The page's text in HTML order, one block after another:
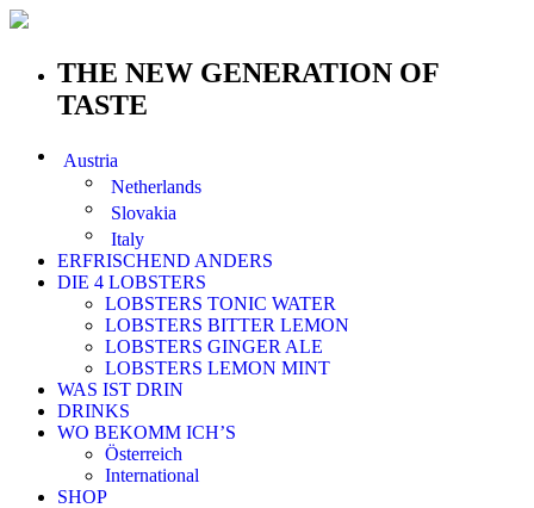
THE NEW GENERATION OF
TASTE
Austria
Netherlands
Slovakia
Italy
ERFRISCHEND ANDERS
DIE 4 LOBSTERS
LOBSTERS TONIC WATER
LOBSTERS BITTER LEMON
LOBSTERS GINGER ALE
LOBSTERS LEMON MINT
WAS IST DRIN
DRINKS
WO BEKOMM ICH’S
Österreich
International
SHOP